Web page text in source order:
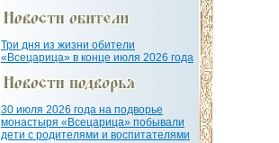
Три дня из жизни обители
«Всецарица» в конце июля 2026 года
30 июля 2026 года на подворье
монастыря «Всецарица» побывали
дети с родителями и воспитателями